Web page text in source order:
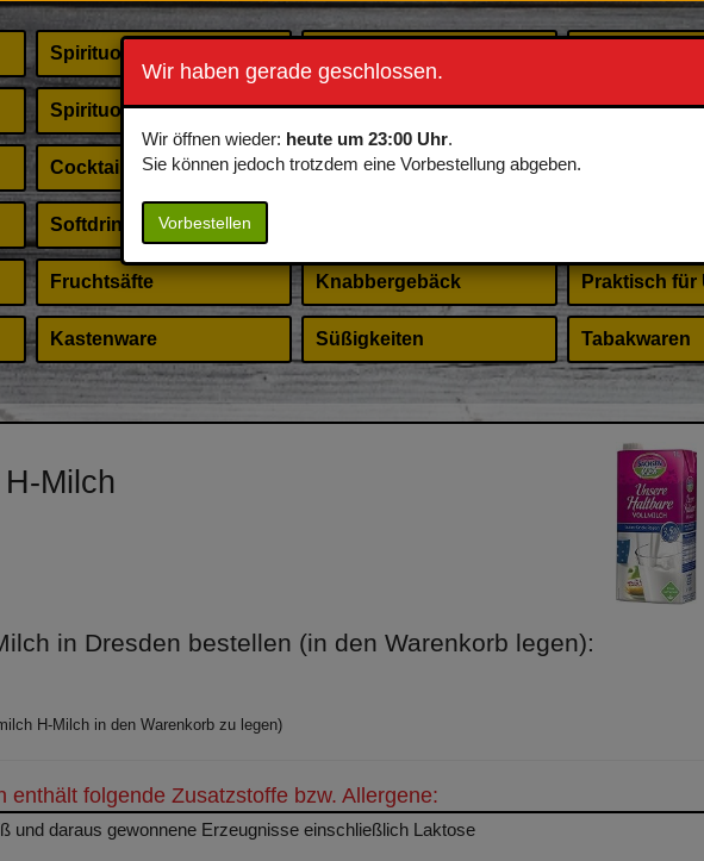
Wir haben gerade geschlossen.
Wir öffnen wieder: heute um 23:00 Uhr.
Sie können jedoch trotzdem eine Vorbestellung abgeben.
Vorbestellen
Spirituosen
Spirituosen Shots
Cocktail Zubehör
Softdrinks
Fruchtsäfte
Kastenware
Neumanns Eis
Speisen
Knabbergebäck
Süßigkeiten
Erotisches
Praktisch für
Tabakwaren
Milch
in Dresden bestellen (in den Warenkorb legen):
H-Milch in den Warenkorb zu legen)
enthält folgende Zusatzstoffe bzw. Allergene:
und daraus gewonnene Erzeugnisse einschließlich Laktose